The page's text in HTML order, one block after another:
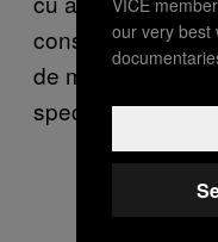
consumului,
de materiale și
special plastic de
our very best